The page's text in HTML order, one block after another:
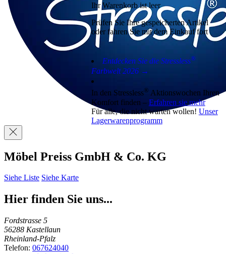
Ihr Warenkorb ist leer
Prüfen Sie Ihre gespeicherten Artikel
oder fahren Sie mit dem Einkauf fort
Entdecken Sie die Stressless®
Farbwelt 2026 →
In den Stressless® Aktionswochen Ihren
Komfort finden – Erfahren sie mehr
Für alle, die nicht warten wollen! Unser
Lagerwarenprogramm
Möbel Preiss GmbH & Co. KG
Siehe Liste Siehe Karte
Hier finden Sie uns...
Fordstrasse 5
56288 Kastellaun
Rheinland-Pfalz
Telefon: 067624040